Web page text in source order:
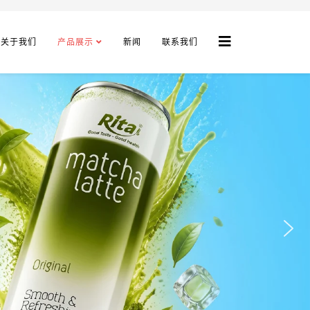
关于我们 产品展示 新闻 联系我们